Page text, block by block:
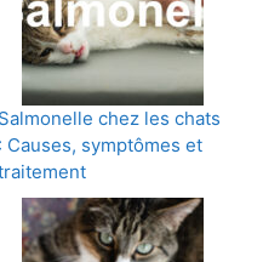
Salmonelle chez les chats
: Causes, symptômes et